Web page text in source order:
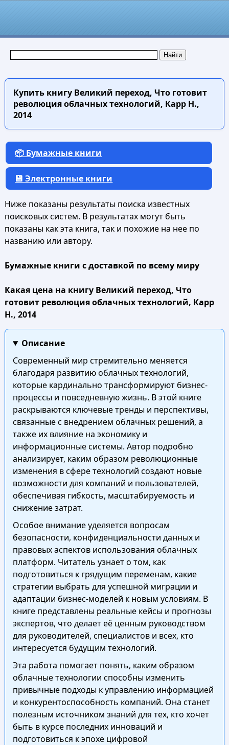
Купить книгуВеликий переход, Что готовит
революция облачных технологий, Карр Н.,
2014
📦 Бумажные книги
💾 Электронные книги
Ниже показаны результаты поиска известных
поисковых систем. В результатах могут быть
показаны как эта книга, так и похожие на нее по
названию или автору.
Бумажные книги с доставкой по всему миру
Какая цена на книгу Великий переход, Что
готовит революция облачных технологий, Карр
Н., 2014
Описание
Современный мир стремительно меняется
благодаря развитию облачных технологий,
которые кардинально трансформируют бизнес-
процессы и повседневную жизнь. В этой книге
раскрываются ключевые тренды и перспективы,
связанные с внедрением облачных решений, а
также их влияние на экономику и
информационные системы. Автор подробно
анализирует, каким образом революционные
изменения в сфере технологий создают новые
возможности для компаний и пользователей,
обеспечивая гибкость, масштабируемость и
снижение затрат.
Особое внимание уделяется вопросам
безопасности, конфиденциальности данных и
правовых аспектов использования облачных
платформ. Читатель узнает о том, как
подготовиться к грядущим переменам, какие
стратегии выбрать для успешной миграции и
адаптации бизнес-моделей к новым условиям. В
книге представлены реальные кейсы и прогнозы
экспертов, что делает её ценным руководством
для руководителей, специалистов и всех, кто
интересуется будущим технологий.
Эта работа помогает понять, каким образом
облачные технологии способны изменить
привычные подходы к управлению информацией
и конкурентоспособность компаний. Она станет
полезным источником знаний для тех, кто хочет
быть в курсе последних инноваций и
подготовиться к эпохе цифровой